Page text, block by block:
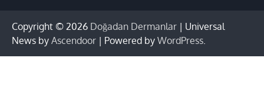
Copyright © 2026 Doğadan Dermanlar | Universal
News by Ascendoor | Powered by WordPress.